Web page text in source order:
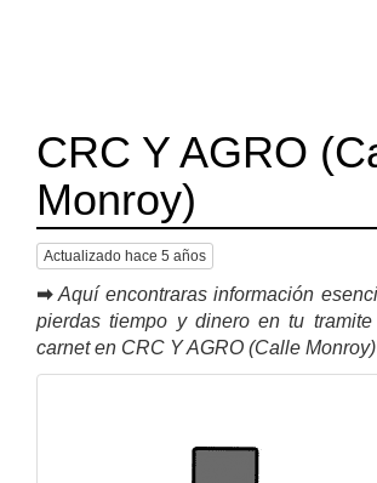
CRC Y AGRO
Monroy)
Actualizado hace 5 años
➡ Aquí encontraras información
pierdas tiempo y dinero en tu
carnet en CRC Y AGRO (Calle Monroy)